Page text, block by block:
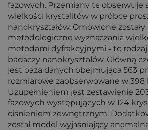
fazowych. Przemiany te obserwuje
wielkości krystalitów w próbce
nanokryształów. Omówione
metodologiczne wyznaczania
metodami dyfrakcyjnymi ˗ to
badaczy nanokryształów. Główną
jest baza danych obejmująca 563
rozmiarowe zaobserwowane w 398
Uzupełnieniem jest zestawienie
fazowych występujących w 124
ciśnieniem zewnętrznym.
został model wyjaśniający